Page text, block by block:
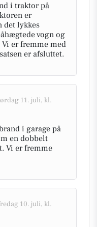
i traktor på
er
det lykkes
vogn og
er fremme med
er afsluttet.
11. juli, kl.
i garage på
en dobbelt
Vi er fremme
10. juli, kl.